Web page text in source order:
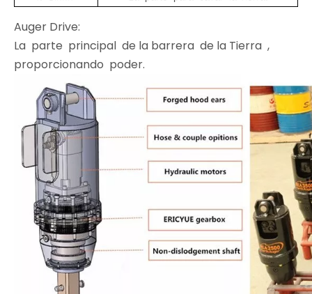
Auger Drive:
La parte principal de la barrera de la Tierra ,
proporcionando poder.